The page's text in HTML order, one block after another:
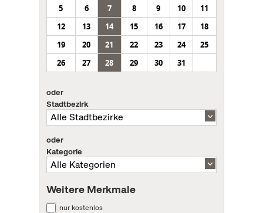
5
6 7 8 9 10
11
12
13 14 15 16 17
18
19
20 21 22 23 24
25
26
27 28 29 30 31
oder
Stadtbezirk
oder
Kategorie
Weitere Merkmale
nur kostenlos